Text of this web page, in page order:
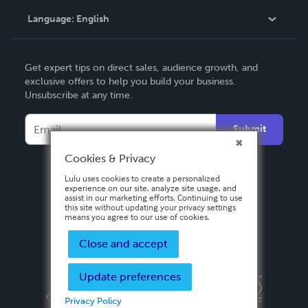
Contact Support
Language: English
Deutsch
Français
Español
Get expert tips on direct sales, audience growth, and
exclusive offers to help you build your business.
Unsubscribe at any time.
Submit
Privacy PolicyTerms & Conditions
Copyright ©
2026 Lulu Press, Inc. All rights reserved.
Cookies & Privacy
Lulu uses cookies to create a personalized
experience on our site, analyze site usage, and
assist in our marketing efforts. Continuing to use
this site without updating your privacy settings
means you agree to our use of cookies.
Close and accept
Update preferences
Privacy Policy